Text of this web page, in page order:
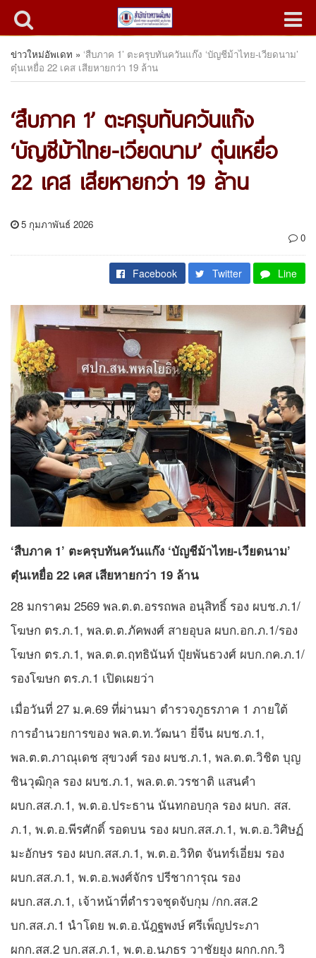
ข่าวใหม่อัพเดท » ‘สืบภาค 1’ ตะครุบทันควันแก๊ง ‘บัญชีม้าไทย-เวียดนาม’
ตุ๋นเหยื่อ 22 เคส เสียหายกว่า 19 ล้าน
‘สืบภาค 1’ ตะครุบทันควันแก๊ง
‘บัญชีม้าไทย-เวียดนาม’ ตุ๋นเหยื่อ
22 เคส เสียหายกว่า 19 ล้าน
5 กุมภาพันธ์ 2026
0
Facebook Twitter Line
‘สืบภาค 1’ ตะครุบทันควันแก๊ง ‘บัญชีม้าไทย-เวียดนาม’
ตุ๋นเหยื่อ 22 เคส เสียหายกว่า 19 ล้าน
28 มกราคม 2569 พล.ต.ต.อรรถพล อนุสิทธิ์ รอง ผบช.ภ.1/
โฆษก ตร.ภ.1, พล.ต.ต.ภัคพงศ์ สายอุบล ผบก.อก.ภ.1/รอง
โฆษก ตร.ภ.1, พล.ต.ต.ฤทธินันท์ ปุ๋ยพันธวงศ์ ผบก.กค.ภ.1/
รองโฆษก ตร.ภ.1 เปิดเผยว่า
เมื่อวันที่ 27 ม.ค.69 ที่ผ่านมา ตำรวจภูธรภาค 1 ภายใต้
การอำนวยการของ พล.ต.ท.วัฒนา ยี่จีน ผบช.ภ.1,
พล.ต.ต.ภาณุเดช สุขวงศ์ รอง ผบช.ภ.1, พล.ต.ต.วิชิต บุญ
ชินวุฒิกุล รอง ผบช.ภ.1, พล.ต.ต.วรชาติ แสนคำ
ผบก.สส.ภ.1, พ.ต.อ.ประธาน นันทกอบกุล รอง ผบก. สส.
ภ.1, พ.ต.อ.พีรศักดิ์ รอดบน รอง ผบก.สส.ภ.1, พ.ต.อ.วิศิษฏ์
มะอักษร รอง ผบก.สส.ภ.1, พ.ต.อ.วิทิต จันทร์เอี่ยม รอง
ผบก.สส.ภ.1, พ.ต.อ.พงศ์จักร ปรีชาการุณ รอง
ผบก.สส.ภ.1, เจ้าหน้าที่ตำรวจชุดจับกุม /กก.สส.2
บก.สส.ภ.1 นำโดย พ.ต.อ.นัฎฐพงษ์ ศรีเพ็ญประภา
ผกก.สส.2 บก.สส.ภ.1, พ.ต.อ.นภธร วาชัยยุง ผกก.กก.วิ